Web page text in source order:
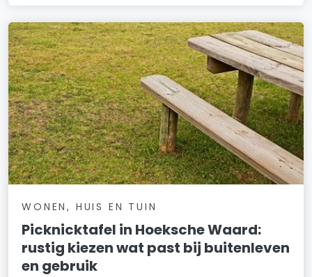
WONEN, HUIS EN TUIN
Picknicktafel in Hoeksche Waard:
rustig kiezen wat past bij buitenleven
en gebruik